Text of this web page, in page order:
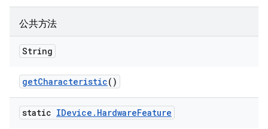
公共方法
String
getCharacteristic()
static IDevice . HardwareFeature